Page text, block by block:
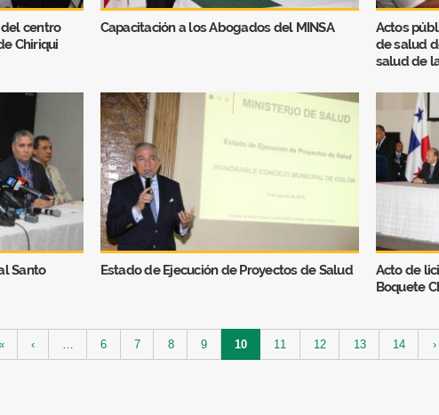
centro
Chiriqui
Capacitación a los Abogados del MINSA
Actos
de salud
salud de
Santo
Estado de Ejecución de Proyectos de Salud
Acto de
Boquete
‹ 6 7 8 9 10 11 12 13 14 ›